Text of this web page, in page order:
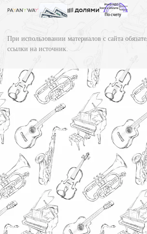
При использовании материалов с сайта
ссылки на источник.